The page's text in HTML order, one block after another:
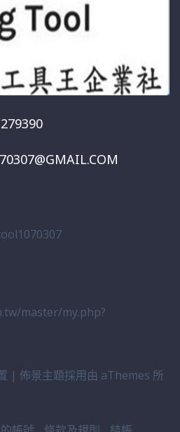
master/my.php?
| 佈景主題採用由 aThemes 所